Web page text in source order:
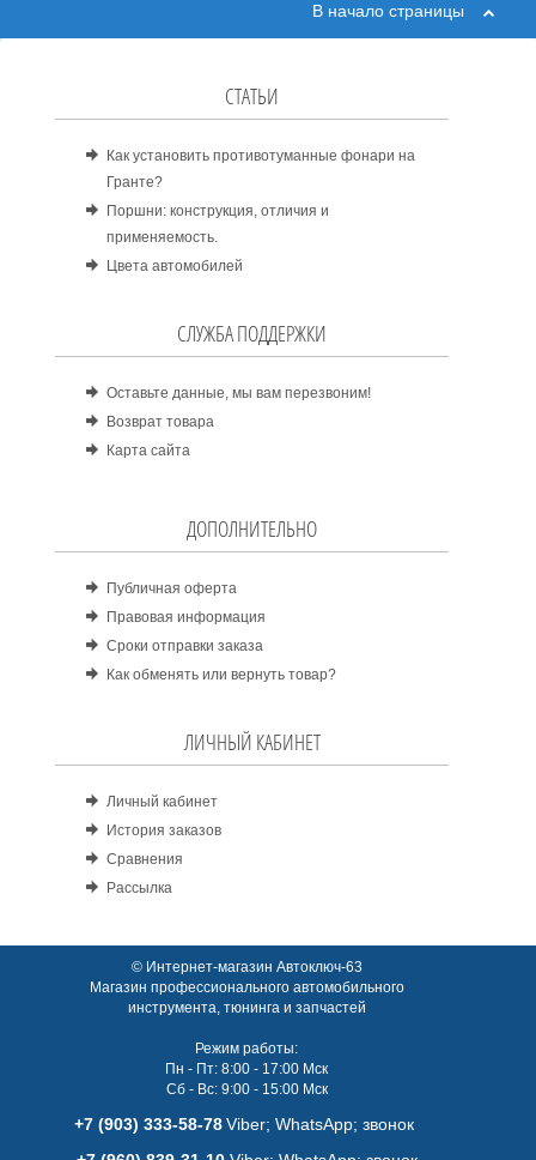
В начало страницы
СТАТЬИ
Как установить противотуманные фонари на
Гранте?
Поршни: конструкция, отличия и
применяемость.
Цвета автомобилей
СЛУЖБА ПОДДЕРЖКИ
Оставьте данные, мы вам перезвоним!
Возврат товара
Карта сайта
ДОПОЛНИТЕЛЬНО
Публичная оферта
Правовая информация
Сроки отправки заказа
Как обменять или вернуть товар?
ЛИЧНЫЙ КАБИНЕТ
Личный кабинет
История заказов
Сравнения
Рассылка
© Интернет-магазин Автоключ-63
Магазин профессионального автомобильного
инструмента, тюнинга и запчастей
Режим работы:
Пн - Пт: 8:00 - 17:00 Мск
Сб - Вс: 9:00 - 15:00 Мск
+7 (903) 333-58-78 Viber; WhatsАpp; звонок